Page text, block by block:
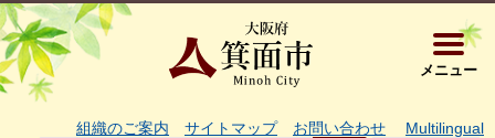
大阪府箕
メニュー
組織のご案内 サイトマップ お問い合わせ Multilingual